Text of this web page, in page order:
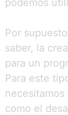
Por
saber, la
para un
Para este
como el